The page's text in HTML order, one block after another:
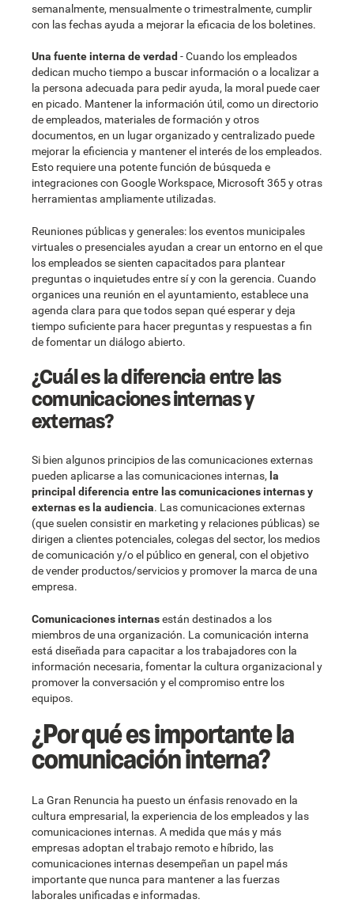
semanalmente, mensualmente o trimestralmente, cumplir
con las fechas ayuda a mejorar la eficacia de los boletines.
Una fuente interna de verdad - Cuando los empleados
dedican mucho tiempo a buscar información o a localizar a
la persona adecuada para pedir ayuda, la moral puede caer
en picado. Mantener la información útil, como un directorio
de empleados, materiales de formación y otros
documentos, en un lugar organizado y centralizado puede
mejorar la eficiencia y mantener el interés de los empleados.
Esto requiere una potente función de búsqueda e
integraciones con Google Workspace, Microsoft 365 y otras
herramientas ampliamente utilizadas.
Reuniones públicas y generales: los eventos municipales
virtuales o presenciales ayudan a crear un entorno en el que
los empleados se sienten capacitados para plantear
preguntas o inquietudes entre sí y con la gerencia. Cuando
organices una reunión en el ayuntamiento, establece una
agenda clara para que todos sepan qué esperar y deja
tiempo suficiente para hacer preguntas y respuestas a fin
de fomentar un diálogo abierto.
¿Cuál es la diferencia entre las
comunicaciones internas y
externas?
Si bien algunos principios de las comunicaciones externas
pueden aplicarse a las comunicaciones internas, la
principal diferencia entre las comunicaciones internas y
externas es la audiencia. Las comunicaciones externas
(que suelen consistir en marketing y relaciones públicas) se
dirigen a clientes potenciales, colegas del sector, los medios
de comunicación y/o el público en general, con el objetivo
de vender productos/servicios y promover la marca de una
empresa.
Comunicaciones internasestán destinados a los
miembros de una organización. La comunicación interna
está diseñada para capacitar a los trabajadores con la
información necesaria, fomentar la cultura organizacional y
promover la conversación y el compromiso entre los
equipos.
¿Por qué es importante la
comunicación interna?
La Gran Renuncia ha puesto un énfasis renovado en la
cultura empresarial, la experiencia de los empleados y las
comunicaciones internas. A medida que más y más
empresas adoptan el trabajo remoto e híbrido, las
comunicaciones internas desempeñan un papel más
importante que nunca para mantener a las fuerzas
laborales unificadas e informadas.